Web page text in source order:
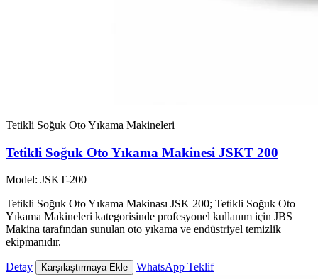
Tetikli Soğuk Oto Yıkama Makineleri
Tetikli Soğuk Oto Yıkama Makinesi JSKT 200
Model: JSKT-200
Tetikli Soğuk Oto Yıkama Makinası JSK 200; Tetikli Soğuk Oto
Yıkama Makineleri kategorisinde profesyonel kullanım için JBS
Makina tarafından sunulan oto yıkama ve endüstriyel temizlik
ekipmanıdır.
Detay Karşılaştırmaya Ekle WhatsApp Teklif